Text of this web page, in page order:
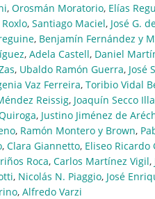
, Orosmán Moratorio, Elías
, Santiago Maciel, José G.
, Benjamín Fernández y
, Adela Castell, Daniel
, Ubaldo Ramón Guerra, José
Vaz Ferreira, Toribio Vidal
Reissig, Joaquín Secco Illa
, Justino Jiménez de
, Ramón Montero y Brown,
, Clara Giannetto, Eliseo Ricardo
Roca, Carlos Martínez Vigil,
, Nicolás N. Piaggio, José
, Alfredo Varzi